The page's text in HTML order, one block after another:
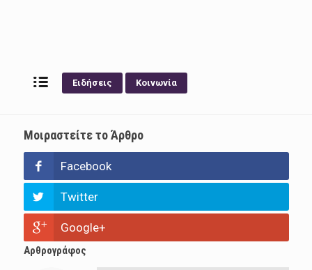
Ειδήσεις Κοινωνία
Μοιραστείτε το Άρθρο
Facebook
Twitter
Google+
Αρθρογράφος